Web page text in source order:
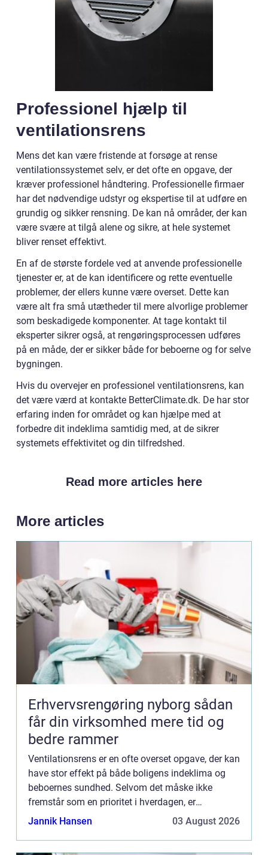
Professionel hjælp til
ventilationsrens
Mens det kan være fristende at forsøge at rense
ventilationssystemet selv, er det ofte en opgave, der
kræver professionel håndtering. Professionelle firmaer
har det nødvendige udstyr og ekspertise til at udføre en
grundig og sikker rensning. De kan nå områder, der kan
være svære at tilgå alene og sikre, at hele systemet
bliver renset effektivt.
En af de største fordele ved at anvende professionelle
tjenester er, at de kan identificere og rette eventuelle
problemer, der ellers kunne være overset. Dette kan
være alt fra små utætheder til mere alvorlige problemer
som beskadigede komponenter. At tage kontakt til
eksperter sikrer også, at rengøringsprocessen udføres
på en måde, der er sikker både for beboerne og for selve
bygningen.
Hvis du overvejer en professionel ventilationsrens, kan
det være værd at kontakte BetterClimate.dk. De har stor
erfaring inden for området og kan hjælpe med at
forbedre dit indeklima samtidig med, at de sikrer
systemets effektivitet og din tilfredshed.
Read more articles here
More articles
Erhvervsrengøring nyborg sådan
får din virksomhed mere tid og
bedre rammer
Ventilationsrens er en ofte overset opgave, der kan
have stor effekt på både boligens indeklima og
beboernes sundhed. Selvom det måske ikke
fremstår som en prioritet i hverdagen, er
regelmæssig rengøring af ventil...
Jannik Hansen 03 August 2026